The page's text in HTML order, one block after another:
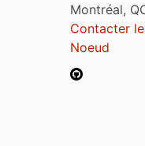
Montréal,
Contacter
Noeud